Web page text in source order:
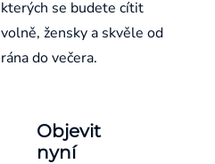
kterých se budete cítit
volně, žensky a skvěle od
rána do večera.
Objevit
nyní